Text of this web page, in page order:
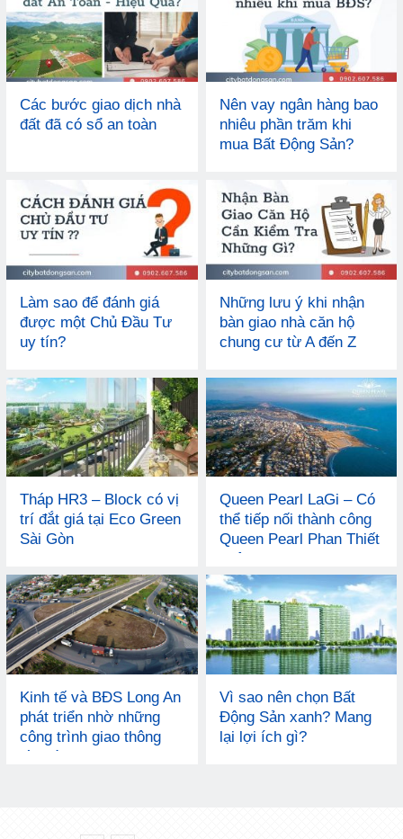
Các bước giao dịch nhà
đất đã có sổ an toàn
Nên vay ngân hàng bao
nhiêu phần trăm khi
mua Bất Động Sản?
Làm sao để đánh giá
được một Chủ Đầu Tư
uy tín?
Những lưu ý khi nhận
bàn giao nhà căn hộ
chung cư từ A đến Z
Tháp HR3 – Block có vị
trí đắt giá tại Eco Green
Sài Gòn
Queen Pearl LaGi – Có
thể tiếp nối thành công
Queen Pearl Phan Thiết
không?
Kinh tế và BĐS Long An
phát triển nhờ những
công trình giao thông
lớn nào?
Vì sao nên chọn Bất
Động Sản xanh? Mang
lại lợi ích gì?